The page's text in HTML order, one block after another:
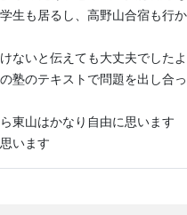
生も居るし、高野山合宿も行
ないと伝えても大丈夫でしたよ
塾のテキストで問題を出し合
東山はかなり自由に思います
います